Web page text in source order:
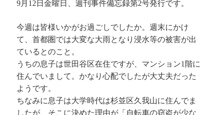
9月12日金曜日、週刊事件備忘録第2号発行です。
今週は皆様いかがお過ごしでしたか。週末にかけ
て、首都圏では大変な大雨となり浸水等の被害が出
ているとのこと。
うちの息子は世田谷区在住ですが、マンション1階に
住んでいまして。かなり心配でしたが大丈夫だった
ようです。
ちなみに息子は大学時代は杉並区久我山に住んでま
したが、そこに決めた理由が「自転車の窃盗が少な